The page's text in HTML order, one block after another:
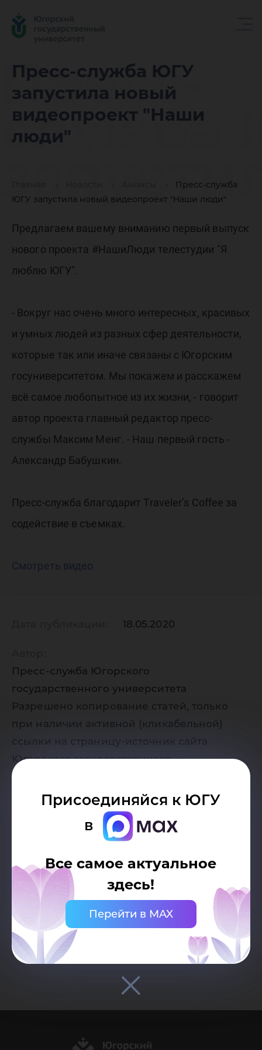
Пресс-служба ЮГУ
запустила новый
видеопроект "Наши
люди"
Пресс-служба
ЮГУ запустила новый видеопроект "Наши люди"
Пресс-
служба
новый
"Наши
люди"
Присоединяйся к ЮГУ
в
Все самое актуальное
здесь!
Перейти в MAX
Предлагаем вашему вниманию первый выпуск
нового проекта #НашиЛюди телестудии "Я
люблю ЮГУ".
- Вокруг нас очень много интересных, красивых
и умных людей из разных сфер деятельности,
которые так или иначе связаны с Югорским
госуниверситетом. Мы покажем и расскажем
всё самое любопытное из их жизни, - говорит
автор проекта главный редактор пресс-
службы Максим Менг. - Наш первый гость -
Александр Бабушкин.
Пресс-служба благодарит Traveler’s Coffee за
содействие в съемках.
Смотреть видео
18.05.2020
Пресс-служба Югорского
государственного университета
Разрешено копирование статей, только
при наличии активной (кликабельной)
ссылки на страницу-источник сайта
Югорского государственного
университета. Ссылка должна находиться
непосредственно рядом с материалом,
должна быть видимой и прямой.
Возврат к списку